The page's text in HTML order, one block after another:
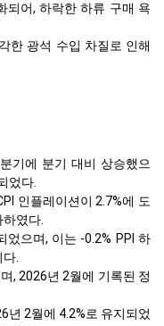
되어, 하락한 하류 구매 욕
한 광석 수입 차질로 인해
기에 분기 대비 상승했으
었다.
인플레이션이 2.7%에 도
였다.
었으며, 이는 -0.2% PPI 하
.
, 2026년 2월에 기록된 정
년 2월에 4.2%로 유지되었